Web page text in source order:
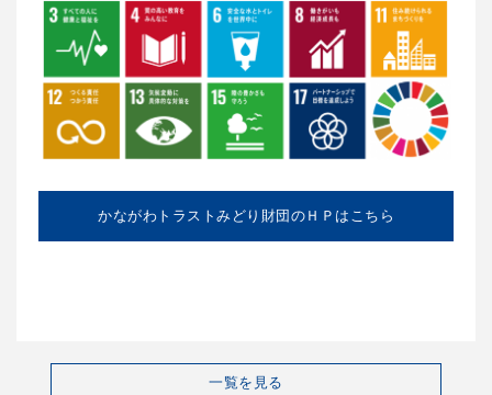
かながわトラストみどり財団のＨＰはこちら
一覧を見る